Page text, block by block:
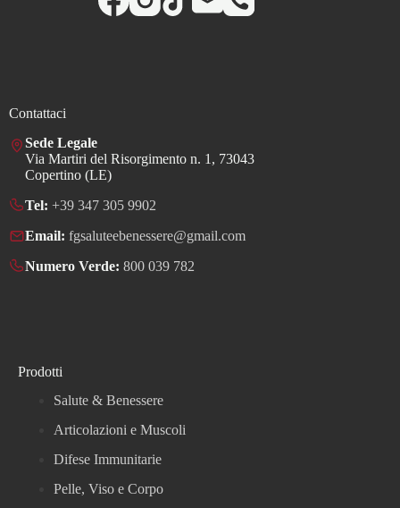
Contattaci
Sede Legale
Via Martiri del Risorgimento n. 1, 73043
Copertino (LE)
Tel: +39 347 305 9902
Email: fgsaluteebenessere@gmail.com
Numero Verde: 800 039 782
Prodotti
Salute & Benessere
Articolazioni e Muscoli
Difese Immunitarie
Pelle, Viso e Corpo